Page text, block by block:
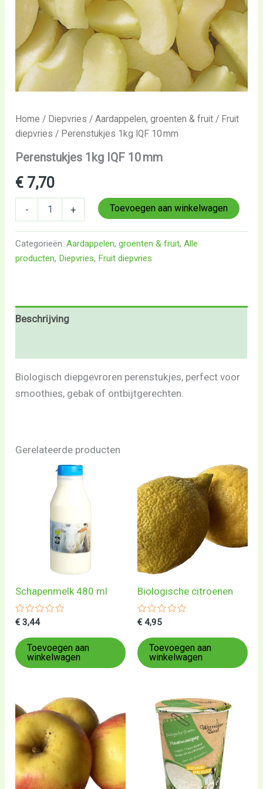
Home / Diepvries /Aardappelen, groenten & fruit / Fruit
diepvries / Perenstukjes 1kg IQF 10 mm
Perenstukjes 1kg IQF 10 mm
€ 7,70
- + Toevoegen aan winkelwagen
Categorieën:Aardappelen, groenten & fruit,Alle
producten, Diepvries, Fruit diepvries
Beschrijving
Biologisch diepgevroren perenstukjes, perfect voor
smoothies, gebak of ontbijtgerechten.
Gerelateerde producten
Schapenmelk 480 ml
Gewaardeerd
uit
5
€ 3,44
Toevoegen aan
winkelwagen
Biologische citroenen
Gewaardeerd
uit
5
€ 4,95
Toevoegen aan
winkelwagen